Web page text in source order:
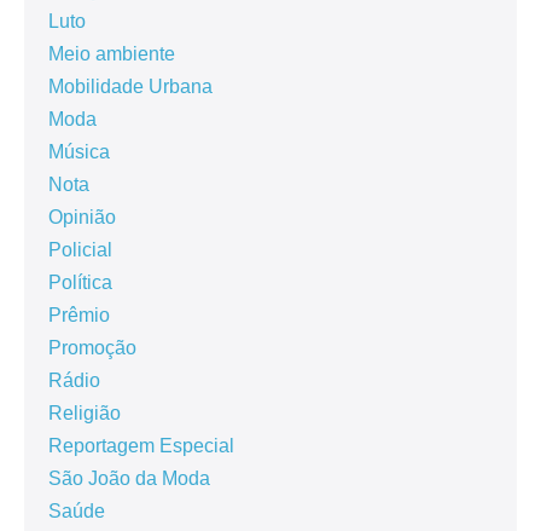
Luto
Meio ambiente
Mobilidade Urbana
Moda
Música
Nota
Opinião
Policial
Política
Prêmio
Promoção
Rádio
Religião
Reportagem Especial
São João da Moda
Saúde